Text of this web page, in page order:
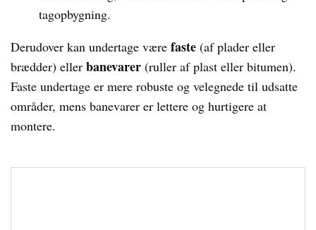
tagopbygning.
Derudover kan undertage være faste (af plader eller
brædder) eller banevarer (ruller af plast eller bitumen).
Faste undertage er mere robuste og velegnede til udsatte
områder, mens banevarer er lettere og hurtigere at
montere.